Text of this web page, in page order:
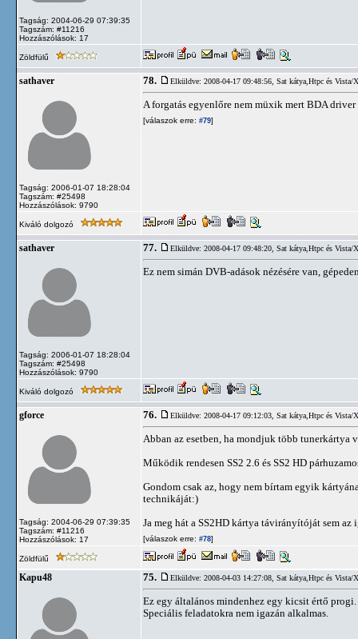
Tagság: 2004-06-29 07:39:35
Tagszám: #11216
Hozzászólások: 17
Zöldfülű
sathaver
Tagság: 2006-01-07 18:28:04
Tagszám: #25498
Hozzászólások: 9790
78. Elküldve: 2008-04-17 09:48:56, Sat kátya,Htpc és Vista/
A forgatás egyenlőre nem müxik mert BDA
[válaszok erre: #79]
Kiváló dolgozó
sathaver
Tagság: 2006-01-07 18:28:04
Tagszám: #25498
Hozzászólások: 9790
77. Elküldve: 2008-04-17 09:48:20, Sat kátya,Htpc és Vista/
Ez nem simán DVB-adások nézésére van,
Kiváló dolgozó
gforce
Tagság: 2004-06-29 07:39:35
Tagszám: #11216
Hozzászólások: 17
76. Elküldve: 2008-04-17 09:12:03, Sat kátya,Htpc és Vista/
Abban az esetben, ha mondjuk több tunerkártya
Működik rendesen SS2 2.6 és SS2 HD
Gondom csak az, hogy nem bírtam egyik
technikáját:)
Ja meg hát a SS2HD kártya távirányítóját sem az
[válaszok erre: #78]
Zöldfülű
Kapu48 75. Elküldve: 2008-04-03 14:27:08, Sat kátya,Htpc és Vista/
Ez egy általános mindenhez egy kicsit értő progi.
Speciális feladatokra nem igazán alkalmas.